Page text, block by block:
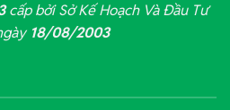
cấp bởi Sở Kế Hoạch Và Đầu Tư
18/08/2003